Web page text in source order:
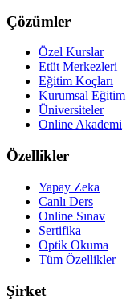
Çözümler
Özel Kurslar
Etüt Merkezleri
Eğitim Koçları
Kurumsal Eğitim
Üniversiteler
Online Akademi
Özellikler
Yapay Zeka
Canlı Ders
Online Sınav
Sertifika
Optik Okuma
Tüm Özellikler
Şirket